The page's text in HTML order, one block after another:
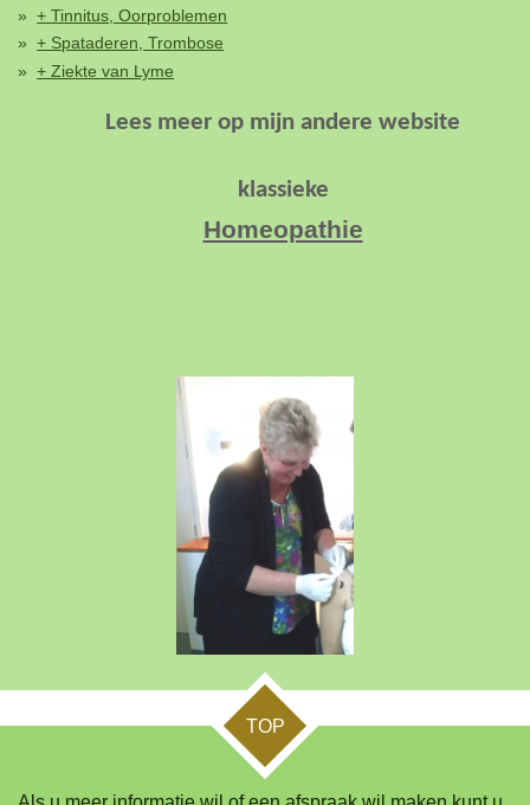
+ Tinnitus, Oorproblemen
+ Spataderen, Trombose
+ Ziekte van Lyme
Lees meer op mijn andere website
klassieke
Homeopathie
TOP